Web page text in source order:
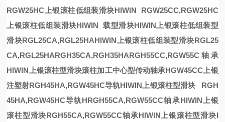
RGW25HC上银滚柱低组装滑块HIWIN
RGW25CC,RGW25HC
上银滚柱低组装滑块HIWIN 载型滑块HIWIN上银滚柱低组装型
滑块RGL25CA,RGL25HAHIWIN上银滚柱低组装型滑块RGL25
CA,RGL25HARGH35CA,RGH35HARGH55CC,RGW55C轴承
HIWIN上银滚柱型滑块滚柱加工中心型传动轴承HGW45CC上银
注塑射RGH45HA,RGW45HC导轨HIWIN上银滚柱型滑块
RGH
45HA,RGW45HC导轨HRGH55CA,RGW55CC轴承HIWIN上银
滚柱型滑块RGH55CA,RGW55CC轴承HIWIN上银滚柱型滑块I